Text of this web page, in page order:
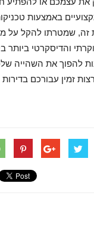
באמצעות
זה, שמטרתו להקל על
והדיסקרטי ביותר
להפוך את השהייה
זמין עבורכם